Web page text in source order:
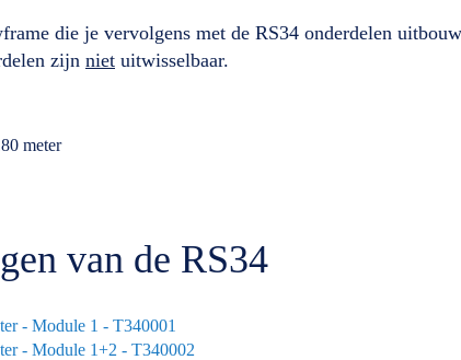
die je vervolgens met de RS34 onderdelen
zijn niet uitwisselbaar.
meter
van de RS34
- Module 1 - T340001
- Module 1+2 - T340002